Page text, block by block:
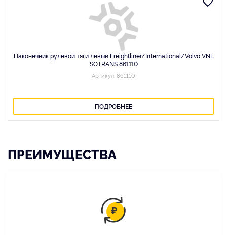
Наконечник рулевой тяги левый Freightliner/International/Volvo VNL
SOTRANS 861110
Артикул: 861110
ПОДРОБНЕЕ
ПРЕИМУЩЕСТВА